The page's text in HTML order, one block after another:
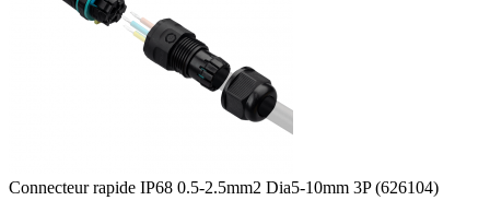
Connecteur rapide IP68 0.5-2.5mm2 Dia5-10mm 3P (626104)